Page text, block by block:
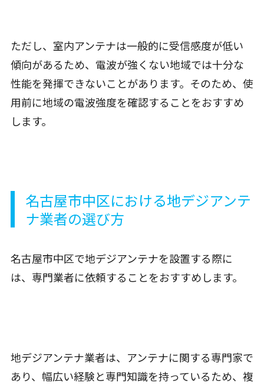
ただし、室内アンテナは一般的に受信感度が低い
傾向があるため、電波が強くない地域では十分な
性能を発揮できないことがあります。そのため、使
用前に地域の電波強度を確認することをおすすめ
します。
名古屋市中区における地デジアンテ
ナ業者の選び方
名古屋市中区で地デジアンテナを設置する際に
は、専門業者に依頼することをおすすめします。
地デジアンテナ業者は、アンテナに関する専門家で
あり、幅広い経験と専門知識を持っているため、複